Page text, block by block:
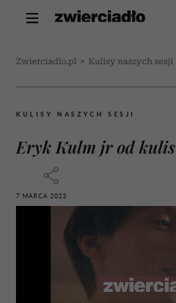
Zwierciadlo.pl > Kulisy naszych sesji
KULISY NASZYCH SESJI
Eryk Kulm jr od kulis
7 MARCA 2023